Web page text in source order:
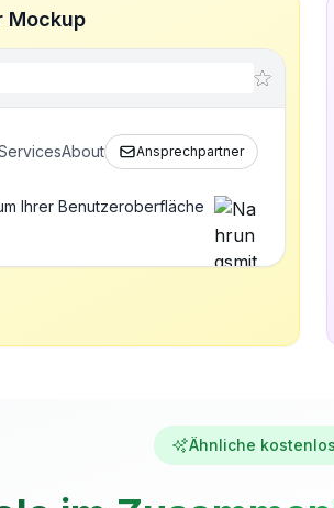
Mockup
About Ansprechpartner
Ihrer Benutzeroberfläche
Ähnliche